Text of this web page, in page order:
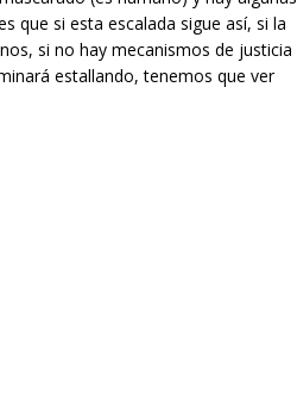
que si esta escalada sigue así, si la
si no hay mecanismos de justicia
estallando, tenemos que ver